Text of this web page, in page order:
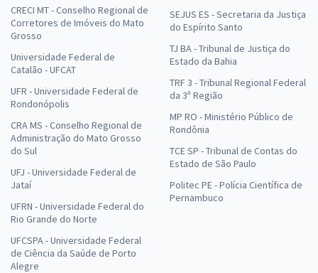
CRECI MT - Conselho Regional de
Corretores de Imóveis do Mato
Grosso
Universidade Federal de
Catalão - UFCAT
UFR - Universidade Federal de
Rondonópolis
CRA MS - Conselho Regional de
Administração do Mato Grosso
do Sul
UFJ - Universidade Federal de
Jataí
UFRN - Universidade Federal do
Rio Grande do Norte
UFCSPA - Universidade Federal
de Ciência da Saúde de Porto
Alegre
SEJUS ES - Secretaria da Justiça
do Espírito Santo
TJ BA - Tribunal de Justiça do
Estado da Bahia
TRF 3 - Tribunal Regional Federal
da 3ª Região
MP RO - Ministério Público de
Rondônia
TCE SP - Tribunal de Contas do
Estado de São Paulo
Politec PE - Polícia Científica de
Pernambuco